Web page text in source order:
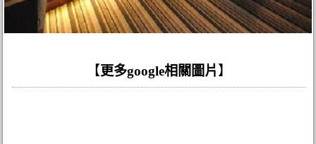
【 更多google相關圖片 】